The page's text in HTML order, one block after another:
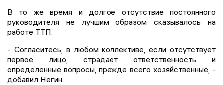
В то же время и долгое отсутствие постоянного
руководителя не лучшим образом сказывалось на
работе ТТП.
- Согласитесь, в любом коллективе, если отсутствует
первое лицо, страдает ответственность и
определенные вопросы, прежде всего хозяйственные, -
добавил Негин.